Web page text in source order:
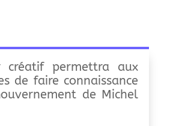
créatif permettra aux
de faire connaissance
de Michel